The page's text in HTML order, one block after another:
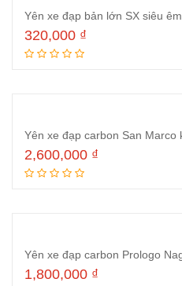
Yên xe đạp bản lớn SX siêu
320,000 ₫
Yên xe đạp carbon San Marco
2,600,000 ₫
Yên xe đạp carbon Prologo
1,800,000 ₫